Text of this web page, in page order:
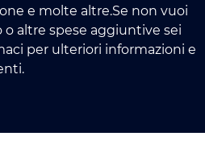
e molte altre.Se non vuoi
altre spese aggiuntive sei
per ulteriori informazioni e